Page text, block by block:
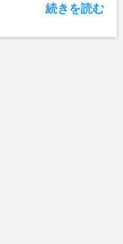
続きを読む